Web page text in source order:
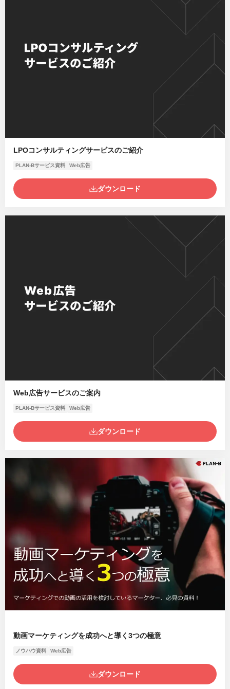
LPOコンサルティングサービスのご紹介
PLAN-Bサービス資料 Web広告
ダウンロード
Web広告サービスのご案内
PLAN-Bサービス資料 Web広告
ダウンロード
動画マーケティングを成功へと導く3つの極意
ノウハウ資料 Web広告
ダウンロード